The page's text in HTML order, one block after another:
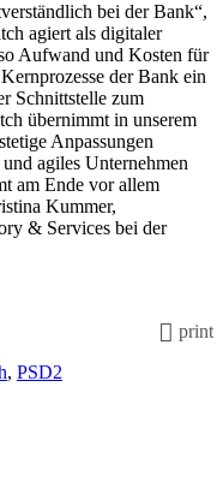
bei der Bank“,
agiert als digitaler
Aufwand und Kosten für
der Bank ein
Schnittstelle zum
übernimmt in unserem
Anpassungen
agiles Unternehmen
am Ende vor allem
Kummer,
& Services bei der
print
, PSD2